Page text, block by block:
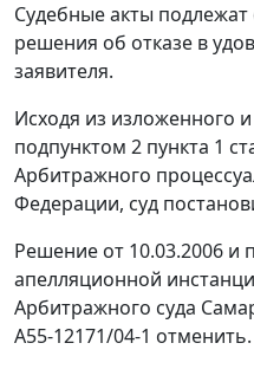
Судебные акты
решения об отказе в
заявителя.
Исходя из изложенного и
подпунктом 2 пункта 1
Арбитражного
Федерации, суд
Решение от 10.03.2006 и
апелляционной
Арбитражного суда
А55-12171/04-1 отменить.